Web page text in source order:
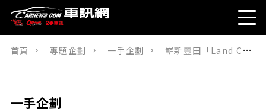
首頁 專題企劃 一手企劃 嶄新豐田「Land Cruiser 300」實車展示！ 動態100mm升高與寬體套件超吸睛！ 搭載四出排氣管的 KADDIS 式樣「本格SUV」究竟是何方神聖！
一手企劃